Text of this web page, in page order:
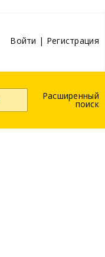
Войти | Регистрация
Расширенный
поиск